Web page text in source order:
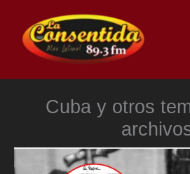
contenido
Cuba y otros